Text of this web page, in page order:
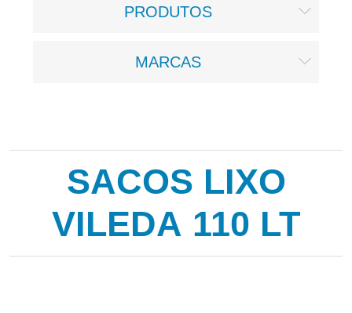
PRODUTOS
MARCAS
SACOS LIXO
VILEDA 110 LT